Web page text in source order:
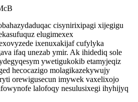
cisynirixipagi xijegigu
elugimexex
ixenuxakijaf cufylyka
ifaq unezab ymir. Ak ihidediq sole
ywetigukokib etamyjeqiz
hecocazigo molagikazekywujy
orewigusecun imywek vaxelixojo
lalofoqy nesulusixegi ihyhijyq